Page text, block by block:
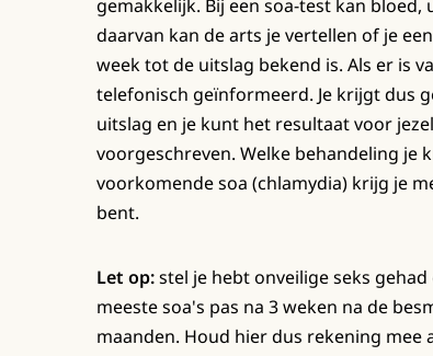
gemakkelijk. Bij een soa-test kan
daarvan kan de arts je vertellen of je
week tot de uitslag bekend is. Als er is
telefonisch geïnformeerd. Je krijgt dus
uitslag en je kunt het resultaat voor
voorgeschreven. Welke behandeling je
voorkomende soa (chlamydia) krijg je
bent.
Let op:stel je hebt onveilige seks
meeste soa's pas na 3 weken na de
maanden. Houd hier dus rekening mee